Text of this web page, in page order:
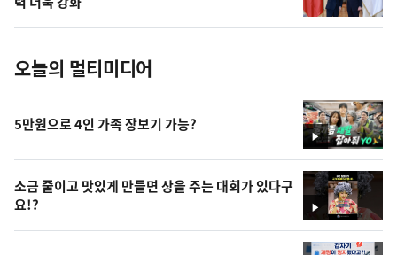
진
오늘의 멀티미디어
영
상
5만원으로 4인 가족 장보기 가능?
영
상
소금 줄이고 맛있게 만들면 상을 주는 대회가 있다구
요!?